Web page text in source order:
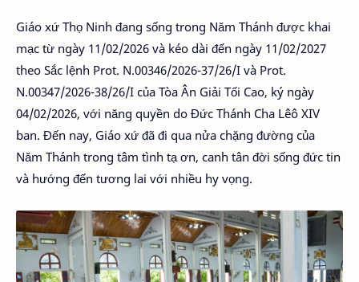
Giáo xứ Thọ Ninh đang sống trong Năm Thánh được khai
mạc từ ngày 11/02/2026 và kéo dài đến ngày 11/02/2027
theo Sắc lệnh Prot. N.00346/2026-37/26/I và Prot.
N.00347/2026-38/26/I của Tòa Ân Giải Tối Cao, ký ngày
04/02/2026, với năng quyền do Đức Thánh Cha Lêô XIV
ban. Đến nay, Giáo xứ đã đi qua nửa chặng đường của
Năm Thánh trong tâm tình tạ ơn, canh tân đời sống đức tin
và hướng đến tương lai với nhiều hy vọng.